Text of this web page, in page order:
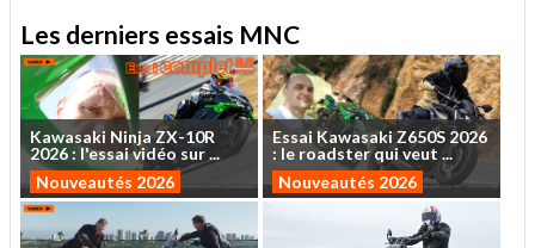
Les derniers essais MNC
Kawasaki NinjaZX-10R
2026: l'essaividéo sur...
Nouveautés 2026
Essai Kawasaki Z650S 2026
: le roadsterquiveut ...
Nouveautés 2026